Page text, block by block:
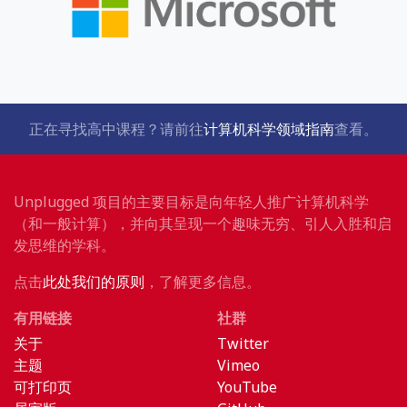
正在寻找高中课程？请前往计算机科学领域指南查看。
Unplugged 项目的主要目标是向年轻人推广计算机科学
（和一般计算），并向其呈现一个趣味无穷、引人入胜和启
发思维的学科。
点击此处我们的原则 ，了解更多信息。
有用链接
关于
主题
可打印页
社群
Twitter
Vimeo
YouTube